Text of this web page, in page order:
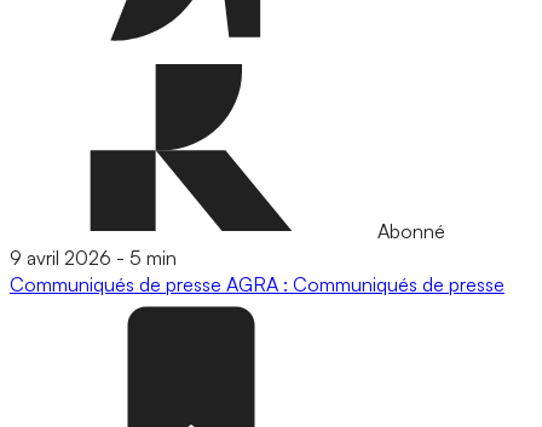
Abonné
9 avril 2026 - 5 min
Communiqués de presse AGRA : Communiqués de presse